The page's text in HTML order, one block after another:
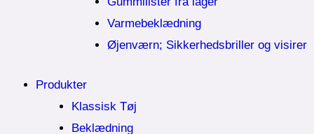
Varmebeklædning
Øjenværn; Sikkerhedsbriller og visirer
Produkter
Klassisk Tøj
Beklædning